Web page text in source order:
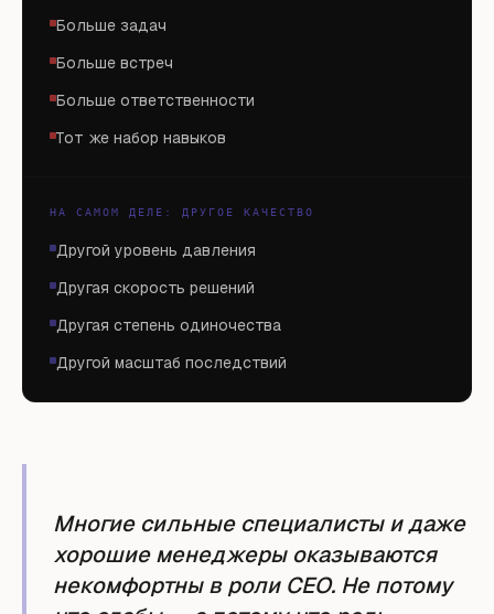
Больше задач
Больше встреч
Больше ответственности
Тот же набор навыков
НА САМОМ ДЕЛЕ: ДРУГОЕ КАЧЕСТВО
Другой уровень давления
Другая скорость решений
Другая степень одиночества
Другой масштаб последствий
Многие сильные специалисты и даже
хорошие менеджеры оказываются
некомфортны в роли CEO. Не потому